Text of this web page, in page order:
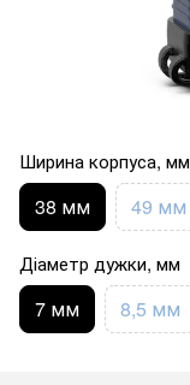
Ширина корпуса, мм
38 мм 49 мм
Діаметр дужки, мм
7 мм 8,5 мм